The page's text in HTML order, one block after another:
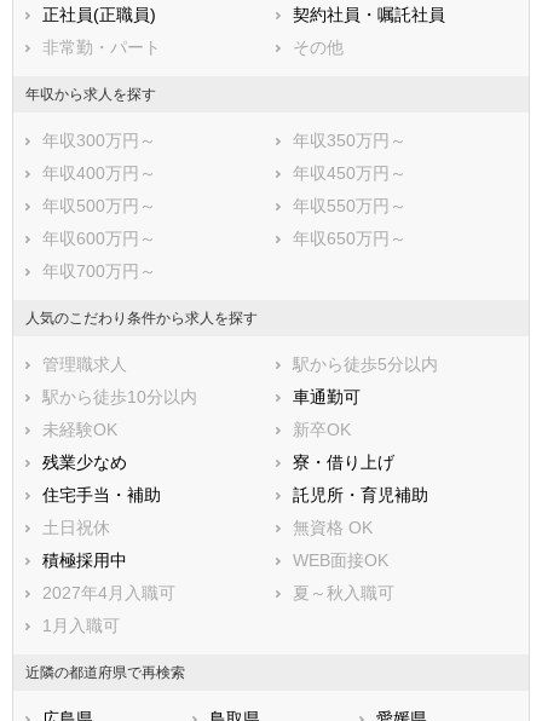
正社員(正職員)
契約社員・嘱託社員
非常勤・パート
その他
年収から求人を探す
年収300万円～
年収350万円～
年収400万円～
年収450万円～
年収500万円～
年収550万円～
年収600万円～
年収650万円～
年収700万円～
人気のこだわり条件から求人を探す
管理職求人
駅から徒歩5分以内
駅から徒歩10分以内
車通勤可
未経験OK
新卒OK
残業少なめ
寮・借り上げ
住宅手当・補助
託児所・育児補助
土日祝休
無資格 OK
積極採用中
WEB面接OK
2027年4月入職可
夏～秋入職可
1月入職可
近隣の都道府県で再検索